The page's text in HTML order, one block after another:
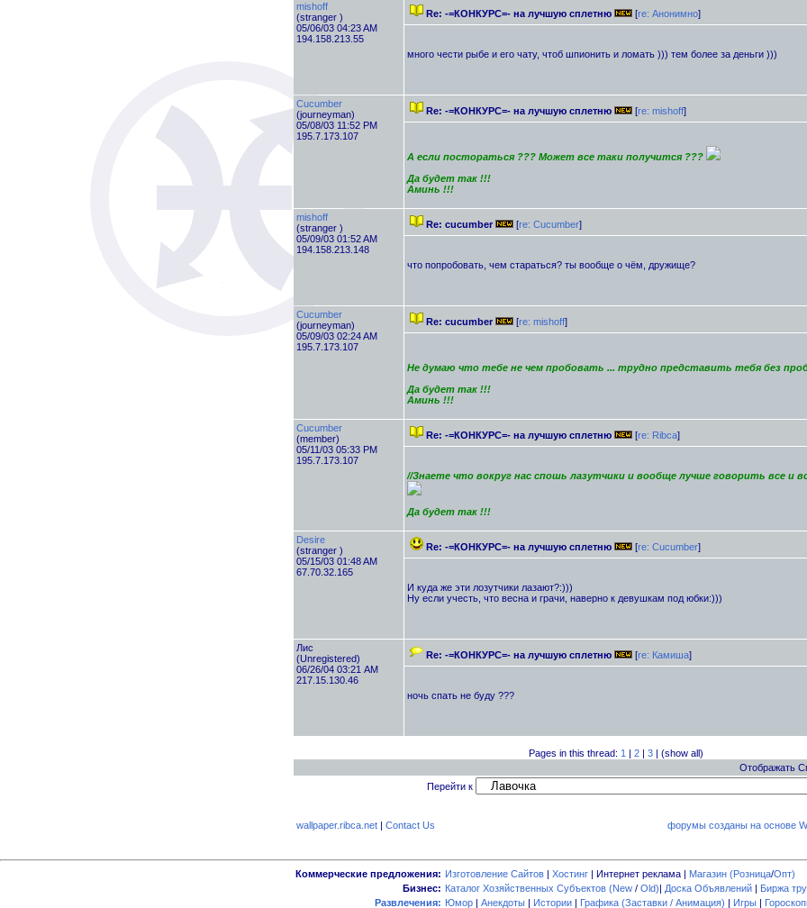
mishoff
(stranger )
05/06/03 04:23 AM
194.158.213.55
Re: -=КОНКУРС=- на лучшую сплетню [re: Анонимно]
много чести рыбе и его чату, чтоб шпионить и ломать ))) тем более за деньги )))
Cucumber
(journeyman)
05/08/03 11:52 PM
195.7.173.107
Re: -=КОНКУРС=- на лучшую сплетню [re: mishoff]
А если постораться ??? Может все таки получится ???
Да будет так !!!
Аминь !!!
mishoff
(stranger )
05/09/03 01:52 AM
194.158.213.148
Re: cucumber [re: Cucumber]
что попробовать, чем стараться? ты вообще о чём, дружище?
Cucumber
(journeyman)
05/09/03 02:24 AM
195.7.173.107
Re: cucumber [re: mishoff]
Не думаю что тебе не чем пробовать ... трудно представить тебя без
Да будет так !!!
Аминь !!!
Cucumber
(member)
05/11/03 05:33 PM
195.7.173.107
Re: -=КОНКУРС=- на лучшую сплетню [re: Ribca]
//Знаете что вокруг нас спошь лазутчики и вообще лучше говорить все и
Да будет так !!!
Desire
(stranger )
05/15/03 01:48 AM
67.70.32.165
Re: -=КОНКУРС=- на лучшую сплетню [re: Cucumber]
И куда же эти лозутчики лазают?:)))
Ну если учесть, что весна и грачи, наверно к девушкам под юбки:)))
Лис
(Unregistered)
06/26/04 03:21 AM
217.15.130.46
Re: -=КОНКУРС=- на лучшую сплетню [re: Камиша]
ночь спать не буду ???
Pages in this thread: 1 | 2| 3| (show all)
Отображать
Перейти к
wallpaper.ribca.net| Contact Us форумы созданы на основе
Коммерческие предложения: Изготовление Сайтов | Хостинг | Интернет реклама | Магазин (Розница/Опт)
Бизнес: Каталог Хозяйственных Субъектов (New / Old)| Доска Объявлений | Биржа
Развлечения: Юмор | Анекдоты | Истории | Графика (Заставки / Анимация) | Игры |